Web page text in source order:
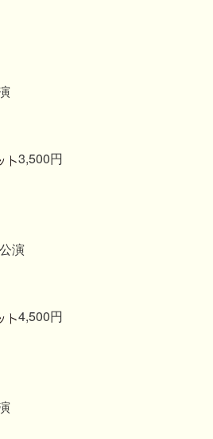
3,500円
演
4,500円